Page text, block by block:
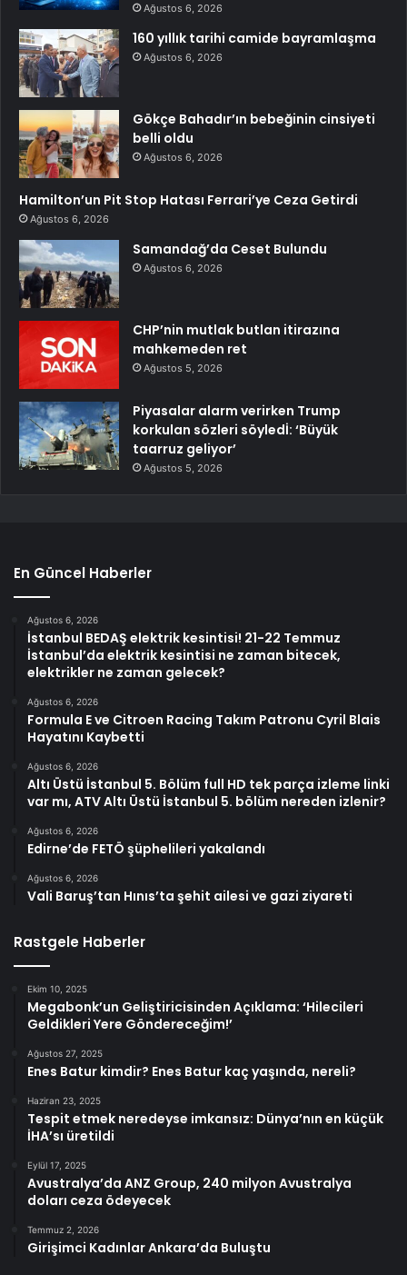
Ağustos 6, 2026
160 yıllık tarihi camide bayramlaşma
Ağustos 6, 2026
Gökçe Bahadır’ın bebeğinin cinsiyeti
belli oldu
Ağustos 6, 2026
Hamilton’un Pit Stop Hatası Ferrari’ye Ceza Getirdi
Ağustos 6, 2026
Samandağ’da Ceset Bulundu
Ağustos 6, 2026
CHP’nin mutlak butlan itirazına
mahkemeden ret
Ağustos 5, 2026
Piyasalar alarm verirken Trump
korkulan sözleri söyledİ: ‘Büyük
taarruz geliyor’
Ağustos 5, 2026
En Güncel Haberler
Ağustos 6, 2026
İstanbul BEDAŞ elektrik kesintisi! 21-22 Temmuz
İstanbul’da elektrik kesintisi ne zaman bitecek,
elektrikler ne zaman gelecek?
Ağustos 6, 2026
Formula E ve Citroen Racing Takım Patronu Cyril Blais
Hayatını Kaybetti
Ağustos 6, 2026
Altı Üstü İstanbul 5. Bölüm full HD tek parça izleme linki
var mı, ATV Altı Üstü İstanbul 5. bölüm nereden izlenir?
Ağustos 6, 2026
Edirne’de FETÖ şüphelileri yakalandı
Ağustos 6, 2026
Vali Baruş’tan Hınıs’ta şehit ailesi ve gazi ziyareti
Rastgele Haberler
Ekim 10, 2025
Megabonk’un Geliştiricisinden Açıklama: ‘Hilecileri
Geldikleri Yere Göndereceğim!’
Ağustos 27, 2025
Enes Batur kimdir? Enes Batur kaç yaşında, nereli?
Haziran 23, 2025
Tespit etmek neredeyse imkansız: Dünya’nın en küçük
İHA’sı üretildi
Eylül 17, 2025
Avustralya’da ANZ Group, 240 milyon Avustralya
doları ceza ödeyecek
Temmuz 2, 2026
Girişimci Kadınlar Ankara’da Buluştu